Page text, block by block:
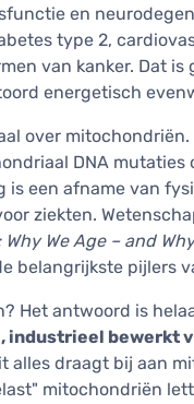
en
type 2,
van kanker. Dat
energetisch
over
DNA
is een afname van
ziekten.
We Age – and
belangrijkste pijlers
Het antwoord is
bewerkt
alles draagt bij aan
mitochondriën